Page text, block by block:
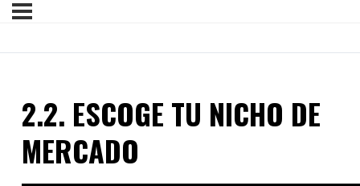
2.2. ESCOGE TU NICHO DE
MERCADO